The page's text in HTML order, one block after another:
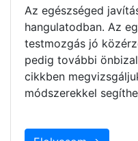
Az egészséged
hangulatodban. Az
testmozgás jó
pedig további
cikkben
módszerekkel